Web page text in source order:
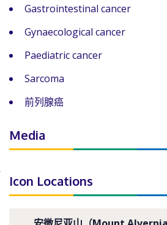
Gastrointestinal cancer
Gynaecological cancer
Paediatric cancer
Sarcoma
前列腺癌
Media
Icon Locations